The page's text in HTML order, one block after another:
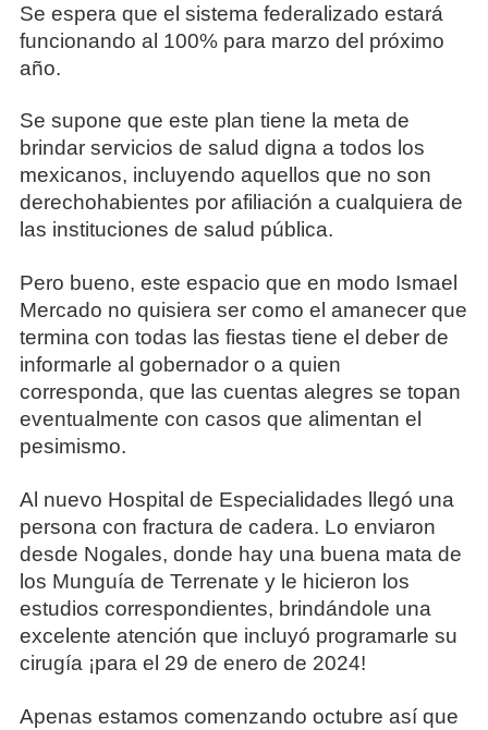
Se espera que el sistema federalizado estará
funcionando al 100% para marzo del próximo
año.
Se supone que este plan tiene la meta de
brindar servicios de salud digna a todos los
mexicanos, incluyendo aquellos que no son
derechohabientes por afiliación a cualquiera de
las instituciones de salud pública.
Pero bueno, este espacio que en modo Ismael
Mercado no quisiera ser como el amanecer que
termina con todas las fiestas tiene el deber de
informarle al gobernador o a quien
corresponda, que las cuentas alegres se topan
eventualmente con casos que alimentan el
pesimismo.
Al nuevo Hospital de Especialidades llegó una
persona con fractura de cadera. Lo enviaron
desde Nogales, donde hay una buena mata de
los Munguía de Terrenate y le hicieron los
estudios correspondientes, brindándole una
excelente atención que incluyó programarle su
cirugía ¡para el 29 de enero de 2024!
Apenas estamos comenzando octubre así que